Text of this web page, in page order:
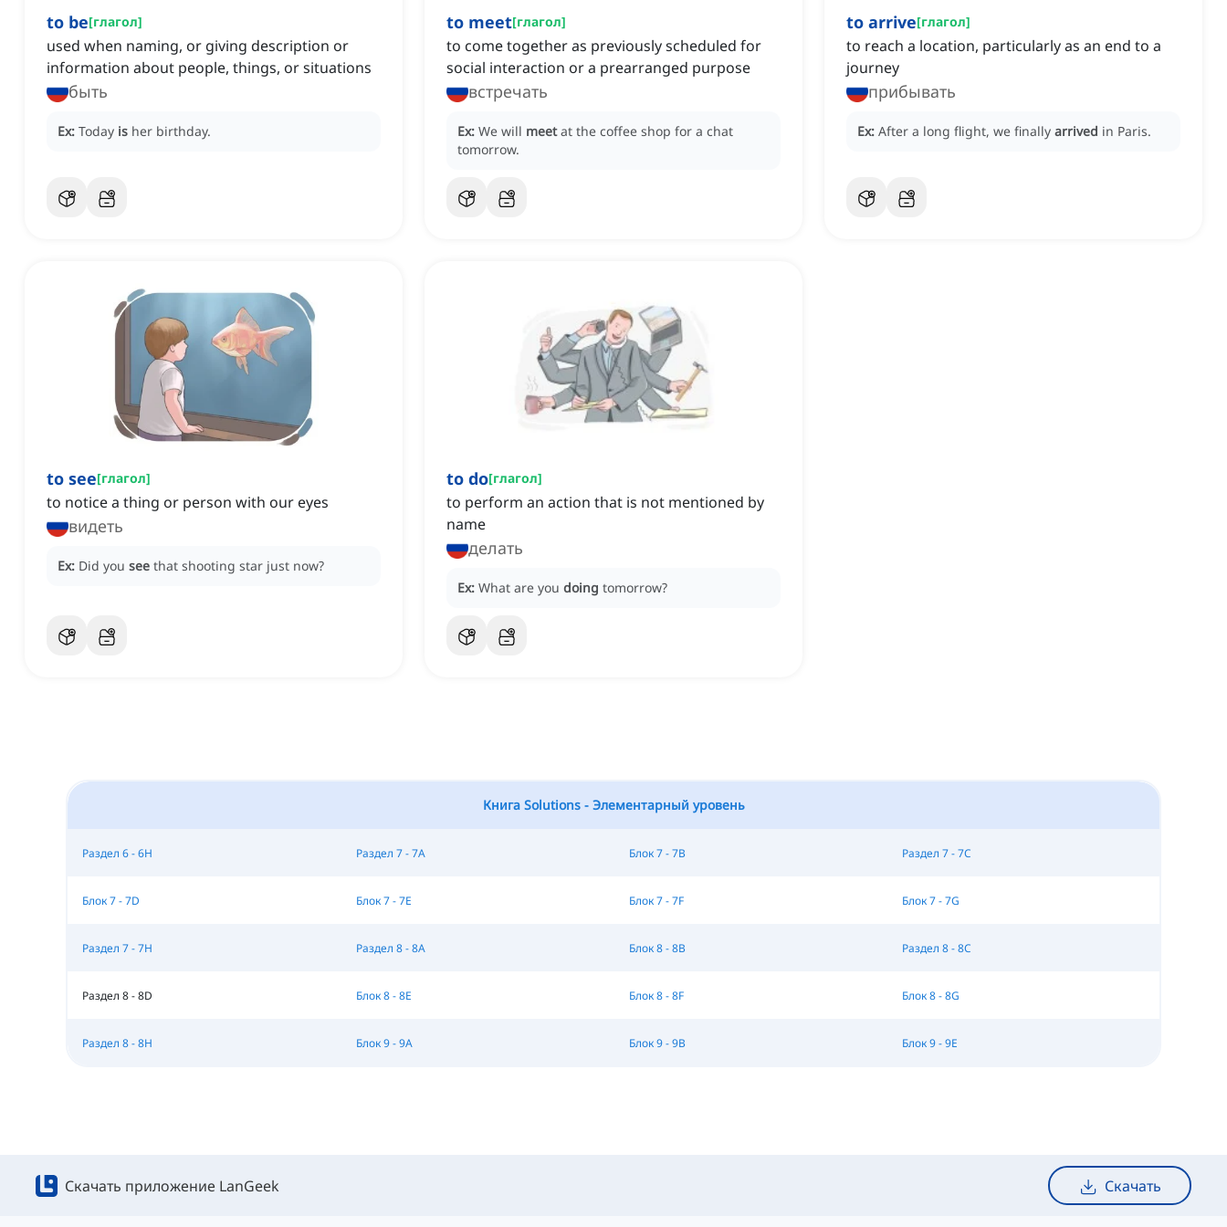
to be[глагол]
used when naming, or giving description or
information about people, things, or situations
быть
Ex: Today is her birthday.
to meet[глагол]
to come together as previously scheduled for
social interaction or a prearranged purpose
встречать
Ex: We will meet at the coffee shop for a chat
tomorrow.
to arrive[глагол]
to reach a location, particularly as an end to a
journey
прибывать
Ex: After a long flight, we finally arrived in Paris.
to see[глагол]
to notice a thing or person with our eyes
видеть
Ex: Did you see that shooting star just now?
to do[глагол]
to perform an action that is not mentioned by
name
делать
Ex: What are you doing tomorrow?
Книга Solutions - Элементарный уровень
Раздел 6 - 6H Раздел 7 - 7A Блок 7 - 7B Раздел 7 - 7C
Блок 7 - 7D Блок 7 - 7E Блок 7 - 7F Блок 7 - 7G
Раздел 7 - 7H Раздел 8 - 8A Блок 8 - 8B Раздел 8 - 8C
Раздел 8 - 8D Блок 8 - 8E Блок 8 - 8F Блок 8 - 8G
Раздел 8 - 8H Блок 9 - 9A Блок 9 - 9B Блок 9 - 9E
Скачать приложение LanGeek Скачать